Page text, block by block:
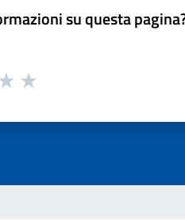
su questa